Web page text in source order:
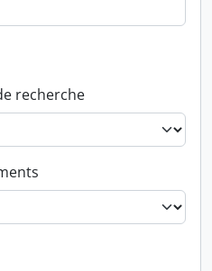
recherche